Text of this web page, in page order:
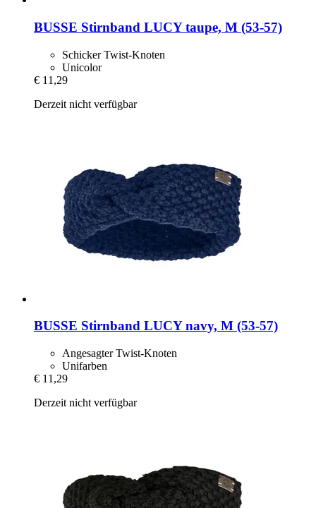
BUSSE Stirnband LUCY taupe, M (53-​57)
Schicker Twist-Knoten
Unicolor
€ 11,29
Derzeit nicht verfügbar
BUSSE Stirnband LUCY navy, M (53-​57)
Angesagter Twist-Knoten
Unifarben
€ 11,29
Derzeit nicht verfügbar